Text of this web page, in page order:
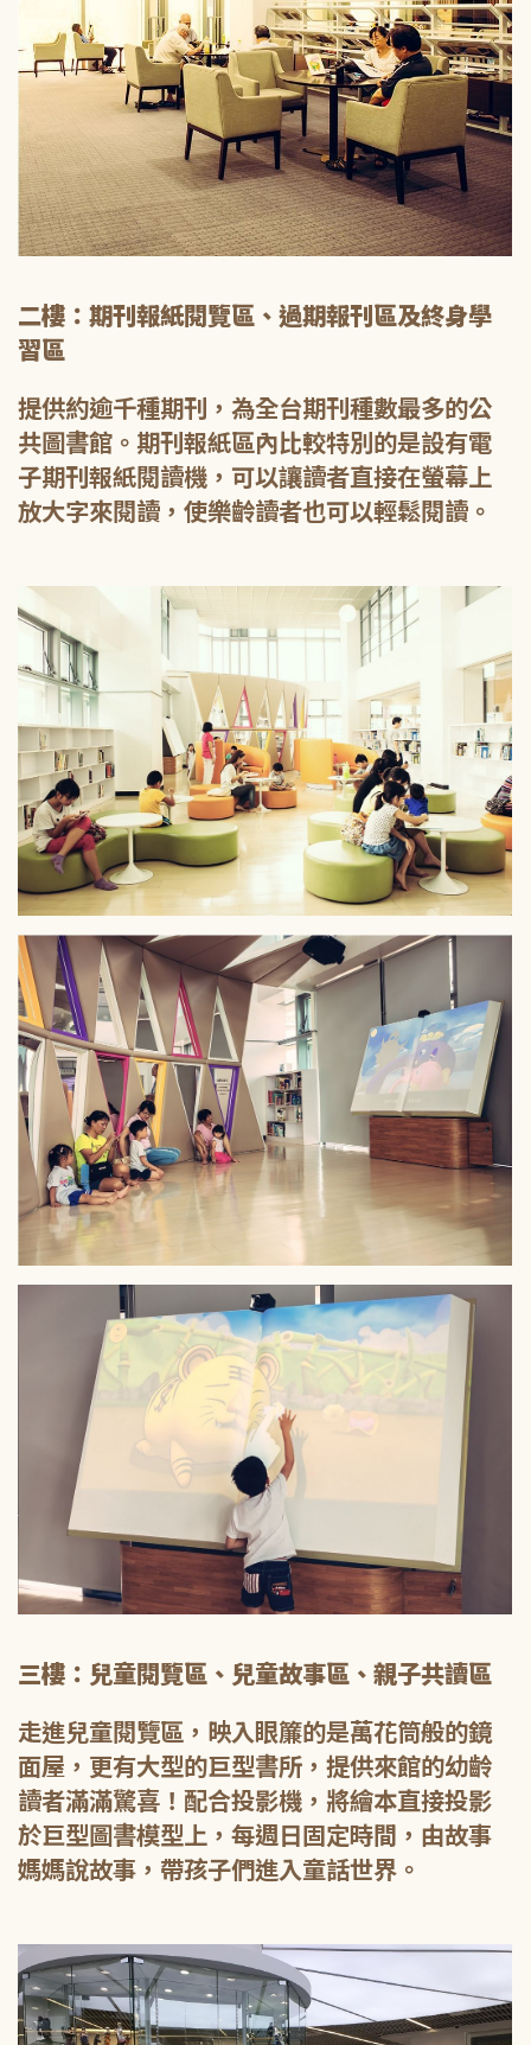
二樓：期刊報紙閱覽區、過期報刊區及終身學
習區
提供約逾千種期刊，為全台期刊種數最多的公
共圖書館。期刊報紙區內比較特別的是設有電
子期刊報紙閱讀機，可以讓讀者直接在螢幕上
放大字來閱讀，使樂齡讀者也可以輕鬆閱讀。
三樓：兒童閱覽區、兒童故事區、親子共讀區
走進兒童閱覽區，映入眼簾的是萬花筒般的鏡
面屋，更有大型的巨型書所，提供來館的幼齡
讀者滿滿驚喜！配合投影機，將繪本直接投影
於巨型圖書模型上，每週日固定時間，由故事
媽媽說故事，帶孩子們進入童話世界。